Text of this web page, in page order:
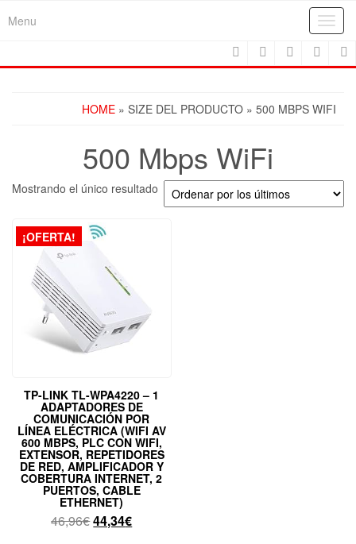
Menu
HOME » SIZE DEL PRODUCTO » 500 MBPS WIFI
500 Mbps WiFi
Mostrando el único resultado
¡OFERTA!
TP-LINK TL-WPA4220 – 1
ADAPTADORES DE
COMUNICACIÓN POR
LÍNEA ELÉCTRICA (WIFI AV
600 MBPS, PLC CON WIFI,
EXTENSOR, REPETIDORES
DE RED, AMPLIFICADOR Y
COBERTURA INTERNET, 2
PUERTOS, CABLE
ETHERNET)
46,96€El
44,34€El